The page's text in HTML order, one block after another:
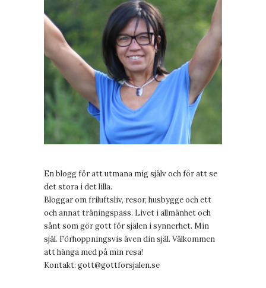
En blogg för att utmana mig själv och för att se
det stora i det lilla.
Bloggar om friluftsliv, resor, husbygge och ett
och annat träningspass. Livet i allmänhet och
sånt som gör gott för själen i synnerhet. Min
själ. Förhoppningsvis även din själ. Välkommen
att hänga med på min resa!
Kontakt: gott@gottforsjalen.se